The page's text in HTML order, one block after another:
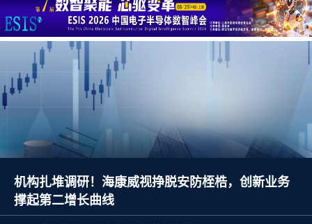
机构扎堆调研！海康威视挣脱安防桎梏，创新业务
撑起第二增长曲线